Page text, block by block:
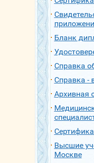
Бланк
Справка
Справка -
Архивная
Высшие
Москве